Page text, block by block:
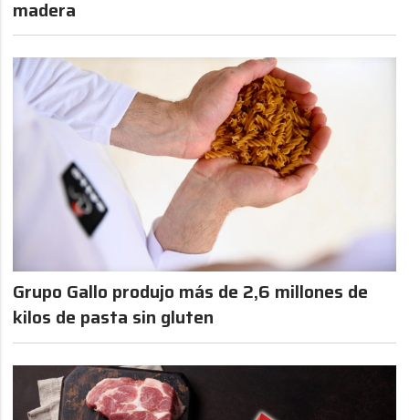
madera
Grupo Gallo produjo más de 2,6 millones de
kilos de pasta sin gluten